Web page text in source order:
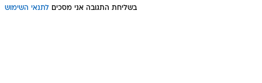
בשליחת התגובה אני מסכים לתנאי השימוש